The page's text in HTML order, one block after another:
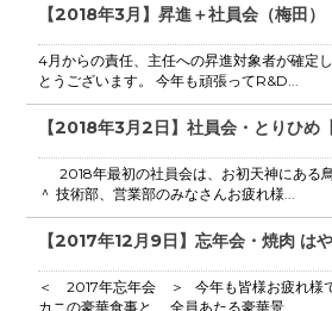
【2018年3月】昇進＋社員会（梅田）
4月からの責任、主任への昇進対象者が確定
とうございます。 今年も頑張ってR&D...
【2018年3月2日】社員会・とりひめ
2018年最初の社員会は、お初天神にある
＾ 技術部、営業部のみなさんお疲れ様...
【2017年12月9日】忘年会・焼肉 は
＜ 2017年忘年会 ＞ 今年も皆様お疲れ様
カニの豪華食事と、 全員あたる豪華景...